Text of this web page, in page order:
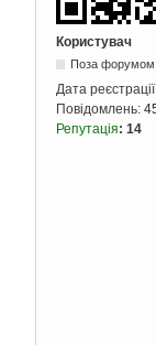
Користувач
Поза форумом
Дата
Повідомлень:
Репутація: 14